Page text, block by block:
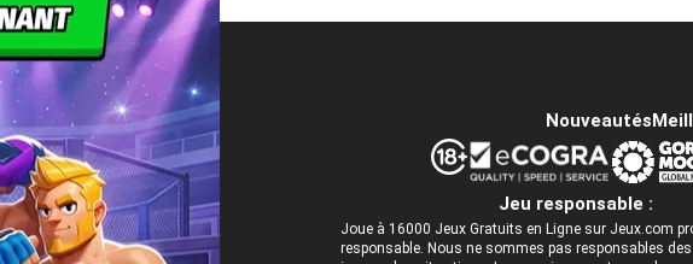
Nouveautés
Jeu responsable :
Joue à 16000 Jeux Gratuits en Ligne sur Jeux.com
responsable. Nous ne sommes pas responsables